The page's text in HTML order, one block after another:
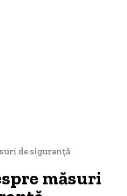
de siguranță
măsuri